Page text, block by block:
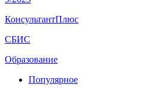
КонсультантПлюс
СБИС
Образование
Популярное